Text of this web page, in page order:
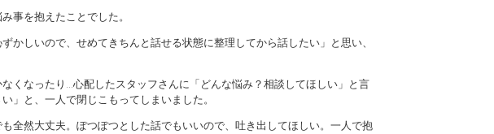
事を抱えたことでした。
かしいので、せめてきちんと話せる状態に整理してから話したい」と思い、
くなったり…心配したスタッフさんに「どんな悩み？相談してほしい」と言
」と、一人で閉じこもってしまいました。
全然大丈夫。ぽつぽつとした話でもいいので、吐き出してほしい。一人で抱